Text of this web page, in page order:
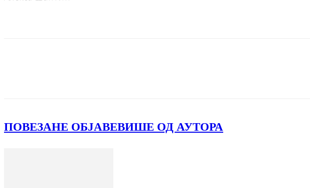
ПОВЕЗАНЕ ОБЈАВЕВИШЕ ОД АУТОРА